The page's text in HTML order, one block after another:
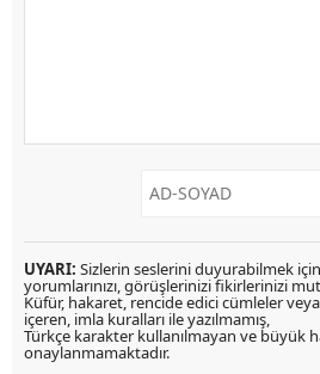
UYARI: Sizlerin seslerini duyurabilmek
yorumlarınızı, görüşlerinizi fikirlerinizi
Küfür, hakaret, rencide edici cümleler veya
içeren, imla kuralları ile yazılmamış,
Türkçe karakter kullanılmayan ve büyük
onaylanmamaktadır.